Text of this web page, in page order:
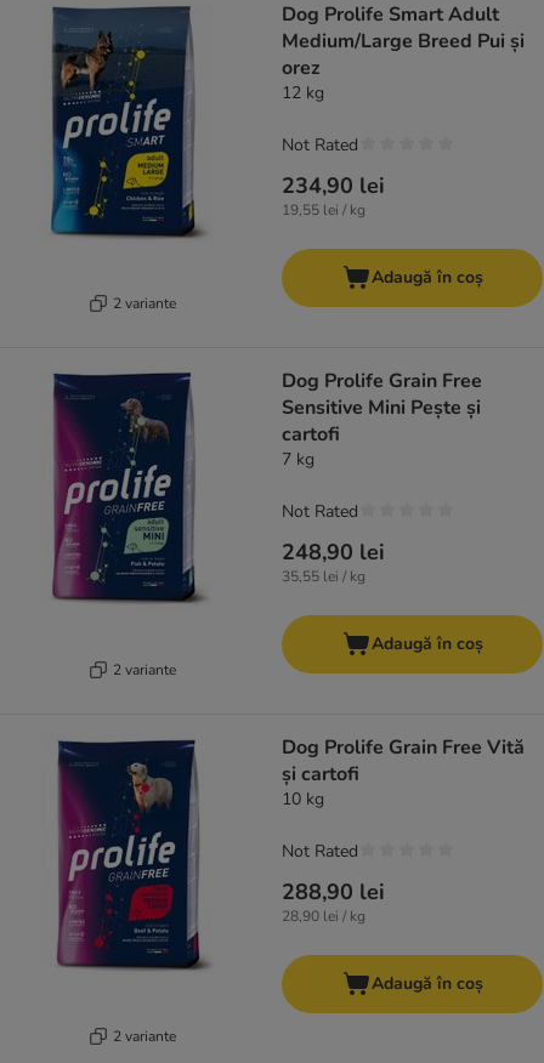
2 variante
Dog Prolife Smart Adult
Medium/Large Breed Pui și
orez
12 kg
234,90 lei
19,55 lei / kg
Not Rated
Adaugă în coș
2 variante
Dog Prolife Grain Free
Sensitive Mini Pește și
cartofi
7 kg
248,90 lei
35,55 lei / kg
Not Rated
Adaugă în coș
2 variante
Dog Prolife Grain Free Vită
și cartofi
10 kg
288,90 lei
28,90 lei / kg
Not Rated
Adaugă în coș